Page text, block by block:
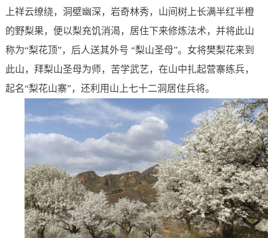
上祥云缭绕，洞壁幽深，岩奇林秀，山间树上长满半红半橙
的野梨果，便以梨充饥消渴，居住下来修炼法术，并将此山
称为“梨花顶”，后人送其外号 “梨山圣母”。女将樊梨花来到
此山，拜梨山圣母为师，苦学武艺，在山中扎起营寨练兵，
起名“梨花山寨”，还利用山上七十二洞居住兵将。